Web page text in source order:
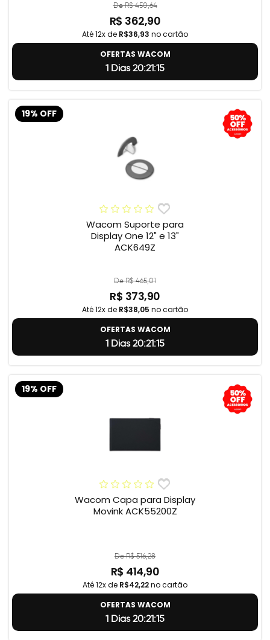
De R$ 450,64
R$ 362,90
Até 12x de R$36,93 no cartão
OFERTAS WACOM
1 Dias 20:21:14
19% OFF
Wacom Suporte para
Display One 12" e 13"
ACK649Z
De R$ 465,01
R$ 373,90
Até 12x de R$38,05 no cartão
OFERTAS WACOM
1 Dias 20:21:14
19% OFF
Wacom Capa para Display
Movink ACK55200Z
De R$ 516,28
R$ 414,90
Até 12x de R$42,22no cartão
OFERTAS WACOM
1 Dias 20:21:14